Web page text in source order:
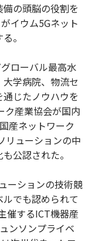
の頭脳の役割を
イウム5Gネット
。
ローバル最高水
学病院、物流セ
じたノウハウを
ク産業協会が国内
産ネットワーク
リューションの中
公認された。
ーションの技術競
でも認められて
催するICT機器産
ンソンプライベ